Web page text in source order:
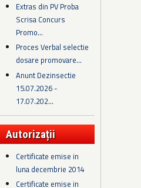
Extras din PV Proba
Scrisa Concurs
Promo...
Proces Verbal selectie
dosare promovare...
Anunt Dezinsectie
15.07.2026 -
17.07.202...
Autorizații
Certificate emise in
luna decembrie 2014
Certificate emise in